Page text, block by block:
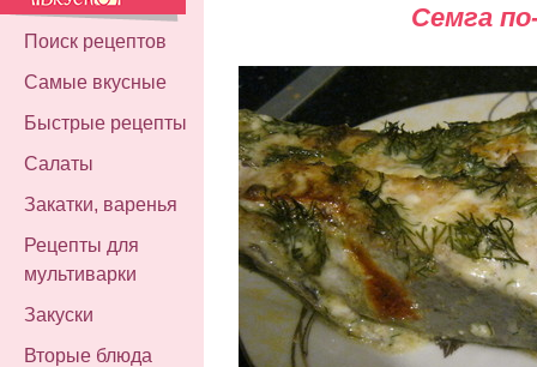
Поиск рецептов
Самые вкусные
Быстрые рецепты
Салаты
Закатки, варенья
Рецепты для
мультиварки
Закуски
Вторые блюда
Семга